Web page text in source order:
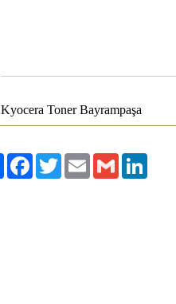
Kyocera TonerBayrampaşa
Paylaş FacebookTwitter Email Gmail